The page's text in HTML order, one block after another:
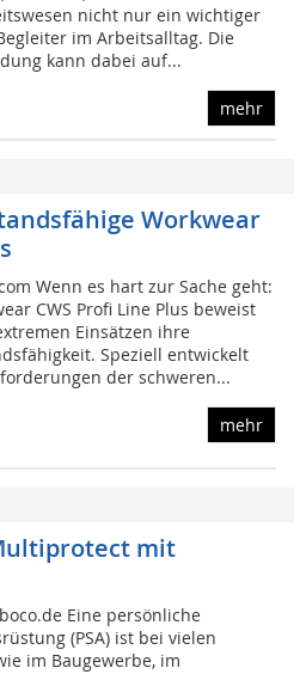
nicht nur ein wichtiger
im Arbeitsalltag. Die
kann dabei auf...
mehr
Workwear
Wenn es hart zur Sache geht:
CWS Profi Line Plus beweist
Einsätzen ihre
Speziell entwickelt
der schweren...
mehr
mit
Eine persönliche
(PSA) ist bei vielen
im Baugewerbe, im